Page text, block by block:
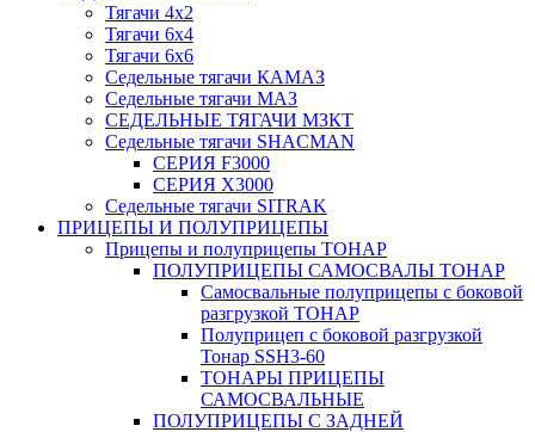
Тягачи 4x2
Тягачи 6x4
Тягачи 6x6
Седельные тягачи КАМАЗ
Седельные тягачи МАЗ
СЕДЕЛЬНЫЕ ТЯГАЧИ МЗКТ
Седельные тягачи SHACMAN
СЕРИЯ F3000
СЕРИЯ X3000
Седельные тягачи SITRAK
ПРИЦЕПЫ И ПОЛУПРИЦЕПЫ
Прицепы и полуприцепы ТОНАР
ПОЛУПРИЦЕПЫ САМОСВАЛЫ ТОНАР
Самосвальные полуприцепы с боковой
разгрузкой ТОНАР
Полуприцеп с боковой разгрузкой
Тонар SSH3-60
ТОНАРЫ ПРИЦЕПЫ
САМОСВАЛЬНЫЕ
ПОЛУПРИЦЕПЫ С ЗАДНЕЙ